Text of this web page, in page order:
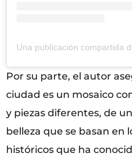
Por su parte, el autor
ciudad es un mosaico
y piezas diferentes, de
belleza que se basan en
históricos que ha